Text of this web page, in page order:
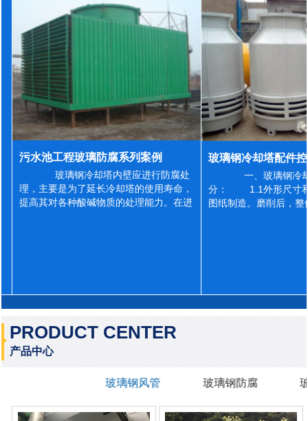
污水池工程玻璃防腐系列案例
玻璃钢冷却塔内壁应进行防腐处
理，主要是为了延长冷却塔的使用寿命，
提高其对各种酸碱物质的处理能力。在进
一、玻璃钢冷
分： 1.1外形尺寸和
图纸制造。磨削后，
PRODUCT CENTER
产品中心
玻璃钢风管 玻璃钢防腐